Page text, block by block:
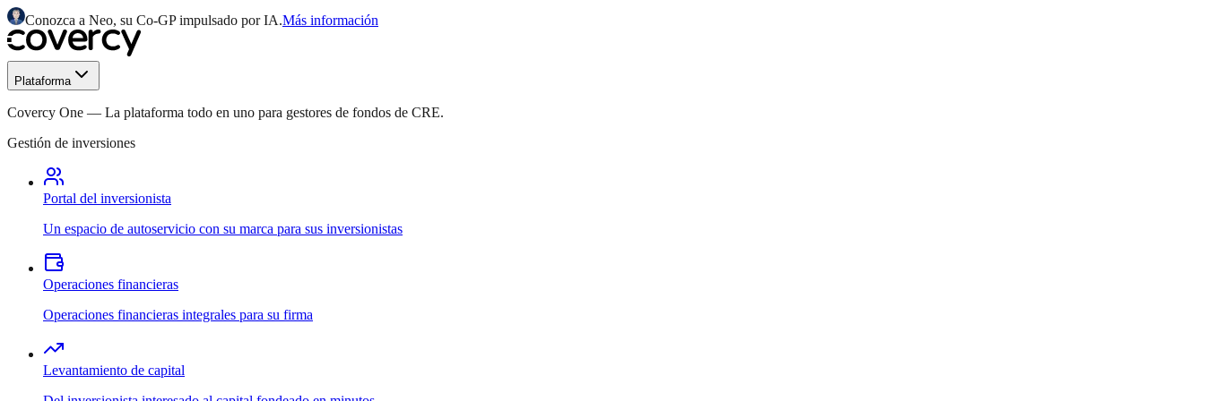
Conozca a Neo, su Co-GP impulsado por IA.Más información
Plataforma
Covercy One — La plataforma todo en uno para gestores de fondos de CRE.
Gestión de inversiones
Portal del inversionista
Un espacio de autoservicio con su marca para sus inversionistas
Operaciones financieras
Operaciones financieras integrales para su firma
Levantamiento de capital